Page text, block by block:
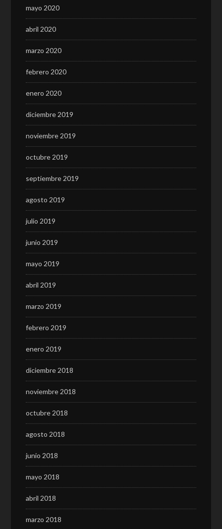
mayo 2020
abril 2020
marzo 2020
febrero 2020
enero 2020
diciembre 2019
noviembre 2019
octubre 2019
septiembre 2019
agosto 2019
julio 2019
junio 2019
mayo 2019
abril 2019
marzo 2019
febrero 2019
enero 2019
diciembre 2018
noviembre 2018
octubre 2018
agosto 2018
junio 2018
mayo 2018
abril 2018
marzo 2018